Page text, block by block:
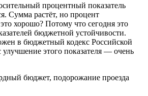
процентный показатель
Сумма растёт, но процент
хорошо? Потому что сегодня это
бюджетной устойчивости.
в бюджетный кодекс Российской
этого показателя — очень